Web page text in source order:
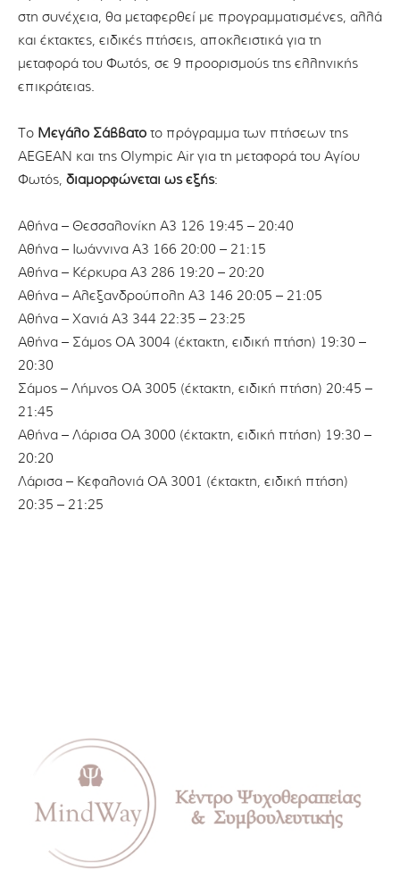
στη συνέχεια, θα μεταφερθεί με προγραμματισμένες, αλλά
και έκτακτες, ειδικές πτήσεις, αποκλειστικά για τη
μεταφορά του Φωτός, σε 9 προορισμούς της ελληνικής
επικράτειας.
Το Μεγάλο Σάββατο το πρόγραμμα των πτήσεων της
AEGEAN και της Olympic Air για τη μεταφορά του Αγίου
Φωτός, διαμορφώνεται ως εξής:
Αθήνα – Θεσσαλονίκη Α3 126 19:45 – 20:40
Αθήνα – Ιωάννινα A3 166 20:00 – 21:15
Αθήνα – Κέρκυρα A3 286 19:20 – 20:20
Αθήνα – Αλεξανδρούπολη Α3 146 20:05 – 21:05
Αθήνα – Χανιά Α3 344 22:35 – 23:25
Αθήνα – Σάμος OA 3004 (έκτακτη, ειδική πτήση) 19:30 –
20:30
Σάμος – Λήμνος OA 3005 (έκτακτη, ειδική πτήση) 20:45 –
21:45
Αθήνα – Λάρισα OA 3000 (έκτακτη, ειδική πτήση) 19:30 –
20:20
Λάρισα – Κεφαλονιά OA 3001 (έκτακτη, ειδική πτήση)
20:35 – 21:25